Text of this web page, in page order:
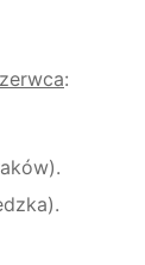
: